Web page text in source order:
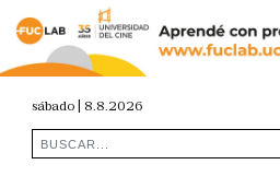
sábado | 8.8.2026